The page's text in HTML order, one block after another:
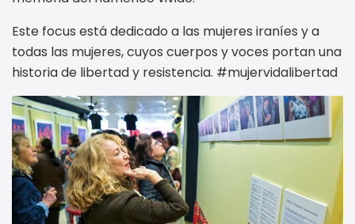
Este focus está dedicado a las mujeres iraníes y a
todas las mujeres, cuyos cuerpos y voces portan una
historia de libertad y resistencia. #mujervidalibertad